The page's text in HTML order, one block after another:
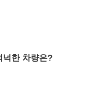
넉한 차량은?